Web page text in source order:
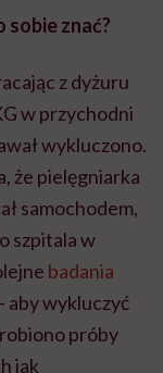
sobie znać?
z dyżuru
w przychodni
wykluczono.
że pielęgniarka
samochodem,
szpitala w
badania
aby wykluczyć
próby
jak